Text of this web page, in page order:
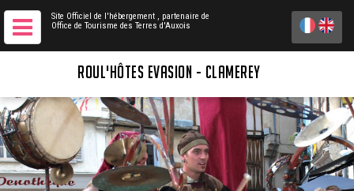
Site Officiel de l'hébergement , partenaire de
Office de Tourisme des Terres d'Auxois
ROUL'HÔTES EVASION - CLAMEREY